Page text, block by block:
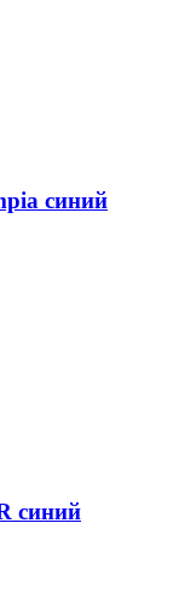
синий
синий